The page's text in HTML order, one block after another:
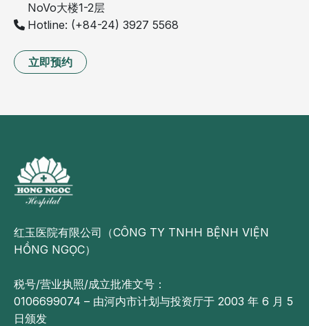
NoVo大楼1-2层
Hotline: (+84-24) 3927 5568
立即预约
红玉医院有限公司（CÔNG TY TNHH BỆNH VIỆN
HỒNG NGỌC）
税号/营业执照/成立批准文号：
0106699074 – 由河内市计划与投资厅于 2003 年 6 月 5
日颁发